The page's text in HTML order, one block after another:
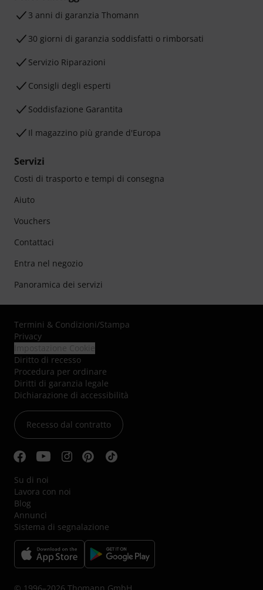
3 anni di garanzia Thomann
30 giorni di garanzia soddisfatti o rimborsati
Servizio Riparazioni
Consigli degli esperti
Soddisfazione Garantita
Il magazzino più grande d'Europa
Servizi
Costi di trasporto e tempi di consegna
Aiuto
Vouchers
Contattaci
Entra nel negozio
Panoramica dei servizi
Termini & Condizioni/Stampa
Privacy
Diritto di recesso
Procedura per ordinare
Diritti di garanzia legale
Dichiarazione di accessibilità
Recesso dal contratto
Su di noi
Lavora con noi
Blog
Annunci
Sistema di segnalazione